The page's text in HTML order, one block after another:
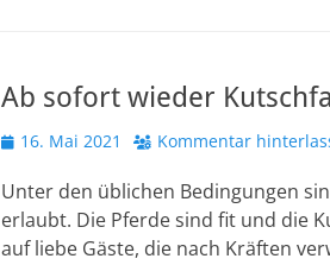
Ab sofort wieder
Veröffentlicht
16. Mai 2021 Kommentar
Unter den üblichen Bedingungen
erlaubt. Die Pferde sind fit und die
auf liebe Gäste, die nach Kräften